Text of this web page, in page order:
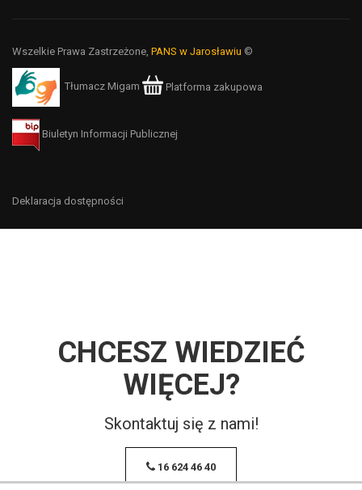
Wszelkie Prawa Zastrzeżone, PANS w Jarosławiu ©
Tłumacz Migam Platforma zakupowa
Biuletyn Informacji Publicznej
Deklaracja dostępności
CHCESZ WIEDZIEĆ
WIĘCEJ?
Skontaktuj się z nami!
16 624 46 40